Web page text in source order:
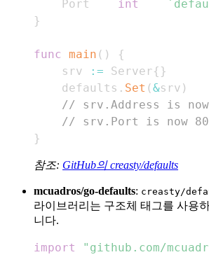
    Port
int
}
func main ( )
{
    srv
:= Server{ }
    defaults
. Set (&srv )
// srv.Address is
// srv.Port is now
}
참조: GitHub의 creasty/defaults
mcuadros/go-defaults: creasty/
라이브러리는 구조체 태그를 사용
니다.
import "github.com/